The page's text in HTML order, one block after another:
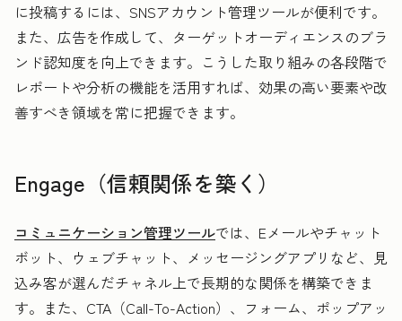
に投稿するには、SNSアカウント管理ツールが便利です。
また、広告を作成して、ターゲットオーディエンスのブラ
ンド認知度を向上できます。こうした取り組みの各段階で
レポートや分析の機能を活用すれば、効果の高い要素や改
善すべき領域を常に把握できます。
Engage（信頼関係を築く）
コミュニケーション管理ツールでは、Eメールやチャット
ボット、ウェブチャット、メッセージングアプリなど、見
込み客が選んだチャネル上で長期的な関係を構築できま
す。また、CTA（Call-To-Action）、フォーム、ポップアッ